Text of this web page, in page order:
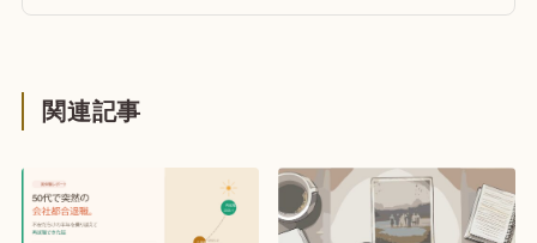
関連記事